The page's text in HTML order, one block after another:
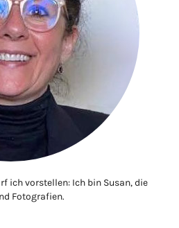
ich vorstellen: Ich bin Susan, die
Fotografien.